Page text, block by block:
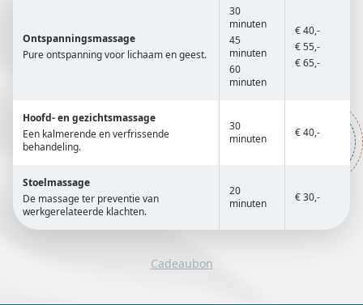
rouded
Ontspanningsmassage
Pure ontspanning voor lichaam en geest.
30
minuten
45
minuten
60
minuten
€ 40,-
€ 55,-
€ 65,-
Hoofd- en gezichtsmassage
Een kalmerende en verfrissende
behandeling.
30
minuten
€ 40,-
Stoelmassage
De massage ter preventie van
werkgerelateerde klachten.
20
minuten
€ 30,-
Cadeaubon